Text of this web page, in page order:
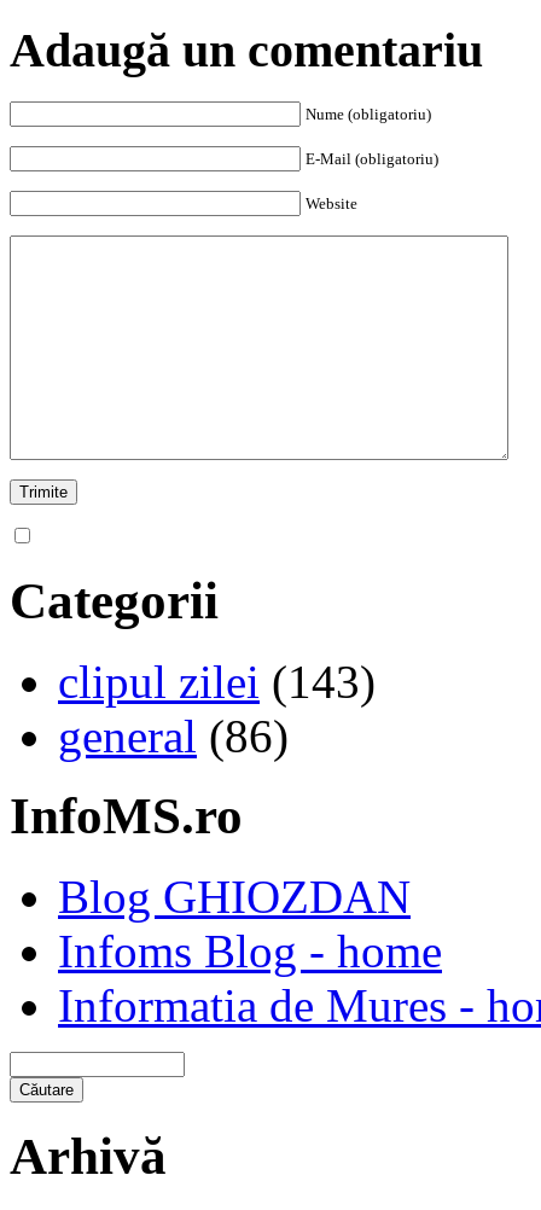
Adaugă un comentariu
Nume (obligatoriu)
E-Mail (obligatoriu)
Website
Categorii
clipul zilei (143)
general (86)
InfoMS.ro
Blog GHIOZDAN
Infoms Blog - home
Informatia de Mures -
Arhivă